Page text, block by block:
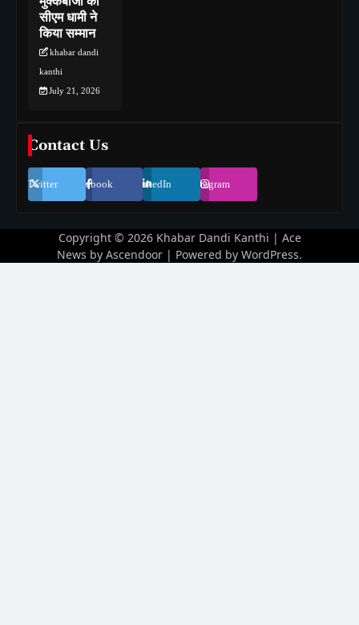
सीएम धामी ने
किया सम्मान
khabar dandi
kanthi
July 21, 2026
Contact Us
Twitter Facebook LinkedIn Instagram
Copyright © 2026 Khabar Dandi Kanthi | Ace
News by Ascendoor | Powered by WordPress.